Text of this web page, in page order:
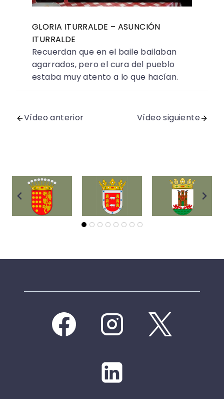
GLORIA ITURRALDE – ASUNCIÓN
ITURRALDE
Recuerdan que en el baile bailaban
agarrados, pero el cura del pueblo
estaba muy atento a lo que hacían.
Vídeo anterior Vídeo siguiente